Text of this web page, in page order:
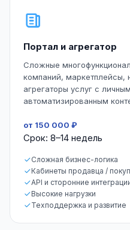
Портал и агрегатор
Сложные
компаний, маркетплейсы,
агрегаторы услуг с
автоматизированным
от 150 000 ₽
Срок: 8–14 недель
Сложная бизнес-логика
Кабинеты продавца /
API и сторонние
Высокие нагрузки
Техподдержка и развитие